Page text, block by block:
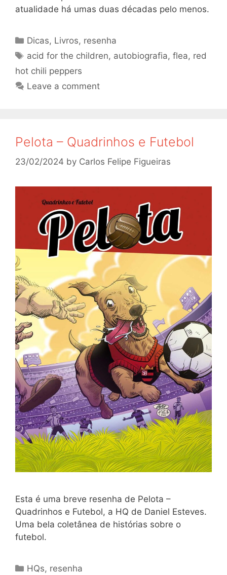
atualidade há umas duas décadas pelo menos.
Categories
Dicas, Livros, resenha
Tags
acid for the children, autobiografia,flea, red
hot chili peppers
Leave a comment
Pelota – Quadrinhos e Futebol
23/02/2024 by Carlos Felipe Figueiras
Esta é uma breve resenha de Pelota –
Quadrinhos e Futebol, a HQ de Daniel Esteves.
Uma bela coletânea de histórias sobre o
futebol.
Categories
HQs, resenha